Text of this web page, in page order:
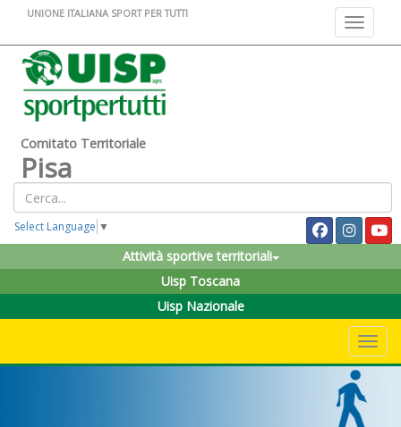
Toggle
UNIONE ITALIANA SPORT PER TUTTI
Comitato Territoriale
Pisa
Select Language ▼
Attività sportive territoriali
Uisp Toscana
Uisp Nazionale